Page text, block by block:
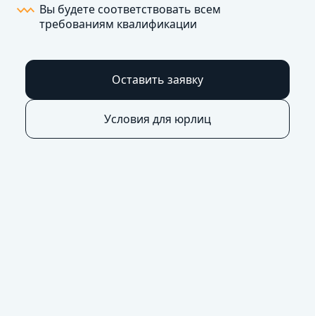
Вы будете соответствовать всем
требованиям квалификации
Оставить заявку
Условия для юрлиц